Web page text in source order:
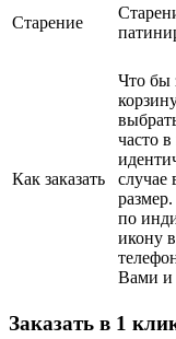
Старение
Как заказать
Что бы
часто
по
икону
Вами и
Заказать в 1